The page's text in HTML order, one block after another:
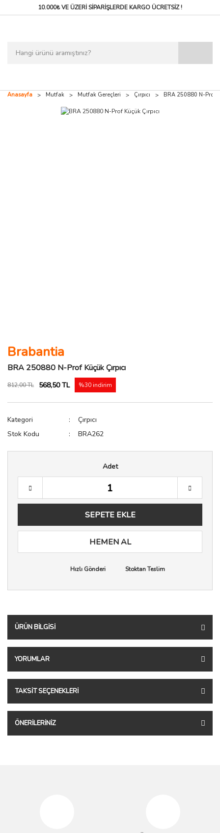
10.000₺ VE ÜZERİ SİPARİŞLERDEKARGO ÜCRETSİZ !
Anasayfa Mutfak Mutfak Gereçleri Çırpıcı BRA 250880 N-Prof
Brabantia
BRA 250880 N-Prof Küçük Çırpıcı
812,00 TL 568,50 TL %30 indirim
Kategori
Çırpıcı
Stok Kodu
BRA262
Adet
SEPETE EKLE
HEMEN AL
Hızlı Gönderi Stoktan Teslim
ÜRÜN BILGISI
YORUMLAR
TAKSIT SEÇENEKLERI
ÖNERILERINIZ